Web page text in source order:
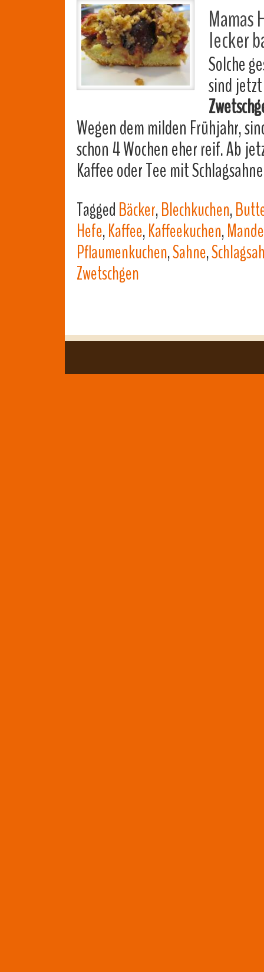
Mamas
lecker
Solche
sind
Wegen dem milden Frühjahr,
schon 4 Wochen eher reif. Ab
Kaffee oder Tee mit
TaggedBäcker,Blechkuchen,
Hefe,Kaffee,Kaffeekuchen,
Pflaumenkuchen,Sahne,
Zwetschgen